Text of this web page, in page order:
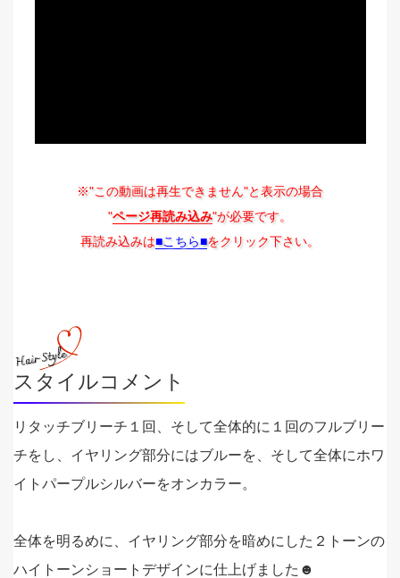
※"この動画は再生できません"と表示の場合
"ページ再読み込み"が必要です。
再読み込みは■こちら■をクリック下さい。
スタイルコメント
リタッチブリーチ１回、そして全体的に１回のフルブリー
チをし、イヤリング部分にはブルーを、そして全体にホワ
イトパープルシルバーをオンカラー。
全体を明るめに、イヤリング部分を暗めにした２トーンの
ハイトーンショートデザインに仕上げました☻